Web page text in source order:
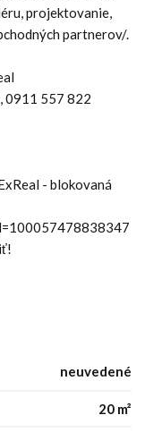
projektovanie,
partnerov/.
0911 557 822
- blokovaná
neuvedené
20 m²